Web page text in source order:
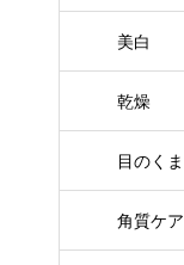
美白
乾燥
目のくま
角質ケア